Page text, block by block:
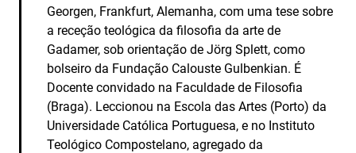
Georgen, Frankfurt, Alemanha, com uma tese sobre
a receção teológica da filosofia da arte de
Gadamer, sob orientação de Jörg Splett, como
bolseiro da Fundação Calouste Gulbenkian. É
Docente convidado na Faculdade de Filosofia
(Braga). Leccionou na Escola das Artes (Porto) da
Universidade Católica Portuguesa, e no Instituto
Teológico Compostelano, agregado da